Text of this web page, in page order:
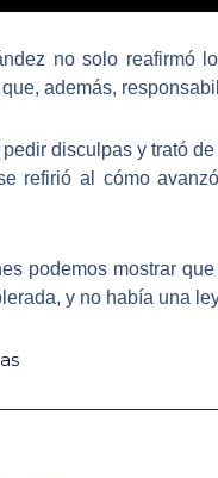
no solo reafirmó
además,
disculpas y trató
refirió al cómo
podemos mostrar
y no había una